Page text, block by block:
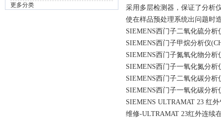
更多分类
采用多层检测器，保证了分析
使在样品预处理系统出问题时
SIEMENS西门子二氧化硫分析
SIEMENS西门子甲烷分析仪
SIEMENS西门子氮氧化物分析
SIEMENS西门子一氧化氮分析
SIEMENS西门子二氧化碳分析
SIEMENS西门子一氧化碳分析
SIEMENS ULTRAMAT 23 红
维修-ULTRAMAT 23红外连续